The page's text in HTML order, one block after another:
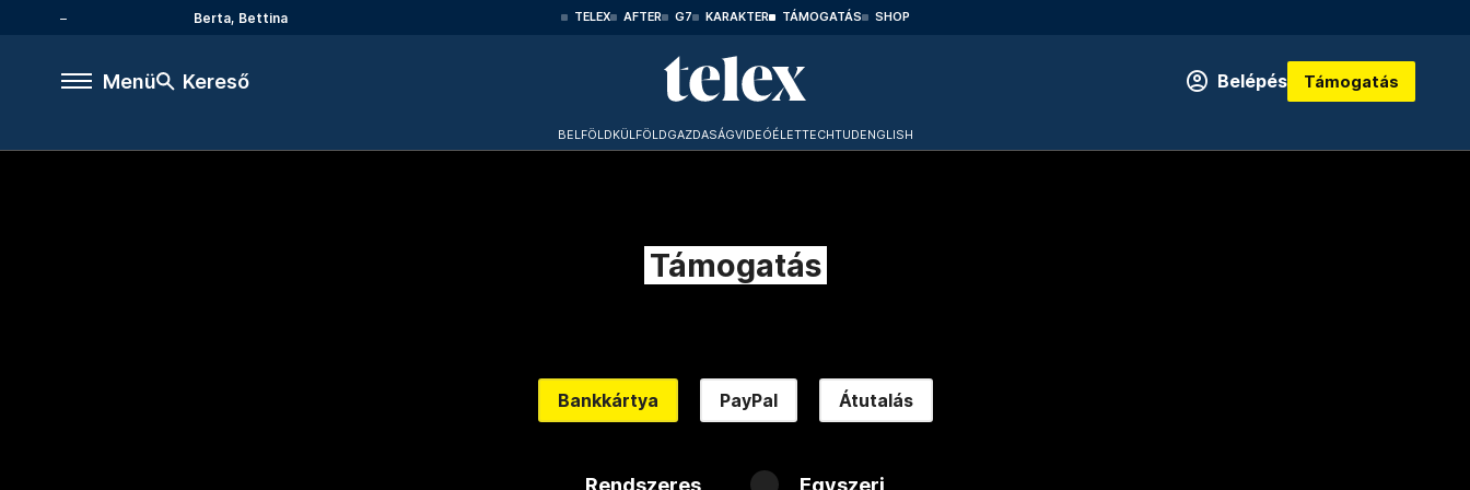
Berta, Bettina TELEX AFTER G7 KARAKTER TÁMOGATÁS SHOP
Menü Kereső Belépés Támogatás
BELFÖLDKÜLFÖLDGAZDASÁGVIDEÓÉLETTECHTUDENGLISH
Támogatás
Bankkártya PayPal Átutalás
Rendszeres Egyszeri